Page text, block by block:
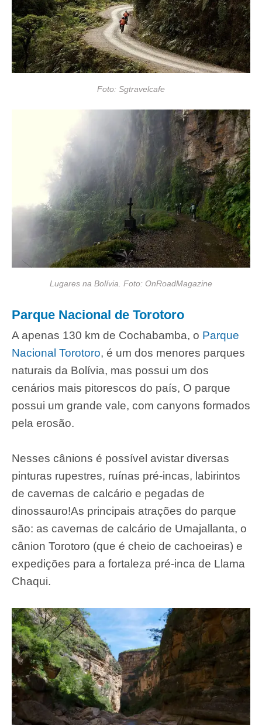
Foto: Sgtravelcafe
Lugares na Bolívia. Foto: OnRoadMagazine
Parque Nacional de Torotoro
A apenas 130 km de Cochabamba, o Parque
Nacional Torotoro, é um dos menores parques
naturais da Bolívia, mas possui um dos
cenários mais pitorescos do país, O parque
possui um grande vale, com canyons formados
pela erosão.
Nesses cânions é possível avistar diversas
pinturas rupestres, ruínas pré-incas, labirintos
de cavernas de calcário e pegadas de
dinossauro!As principais atrações do parque
são: as cavernas de calcário de Umajallanta, o
cânion Torotoro (que é cheio de cachoeiras) e
expedições para a fortaleza pré-inca de Llama
Chaqui.